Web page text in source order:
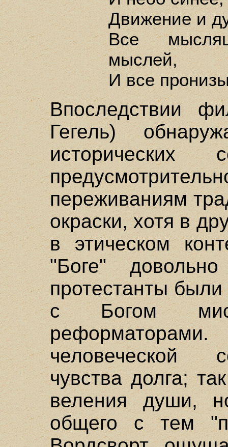
Движение и
Все
мыслей,
И все
Впоследствии
Гегель)
исторических
переживаниям
окраски, хотя в
в этическом
"Боге"
протестанты были
с Богом
человеческой
чувства долга;
веления души,
общего с тем